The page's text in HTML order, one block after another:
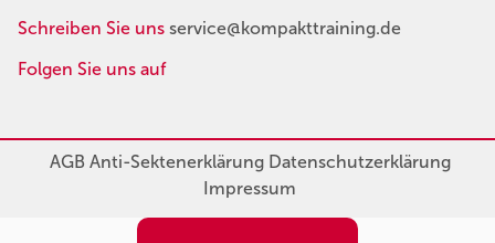
Schreiben Sie uns service@kompakttraining.de
Folgen Sie uns auf
AGBAnti-SektenerklärungDatenschutzerklärung
Impressum